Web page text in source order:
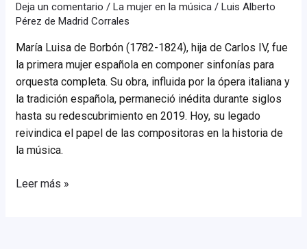
Deja un comentario /La mujer en la música /Luis Alberto
Pérez de Madrid Corrales
María Luisa de Borbón (1782-1824), hija de Carlos IV, fue
la primera mujer española en componer sinfonías para
orquesta completa. Su obra, influida por la ópera italiana y
la tradición española, permaneció inédita durante siglos
hasta su redescubrimiento en 2019. Hoy, su legado
reivindica el papel de las compositoras en la historia de
la música.
Maria
Leer más »